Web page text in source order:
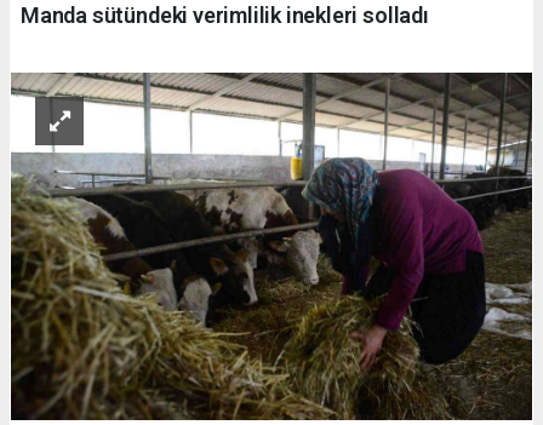
Manda sütündeki verimlilik inekleri solladı